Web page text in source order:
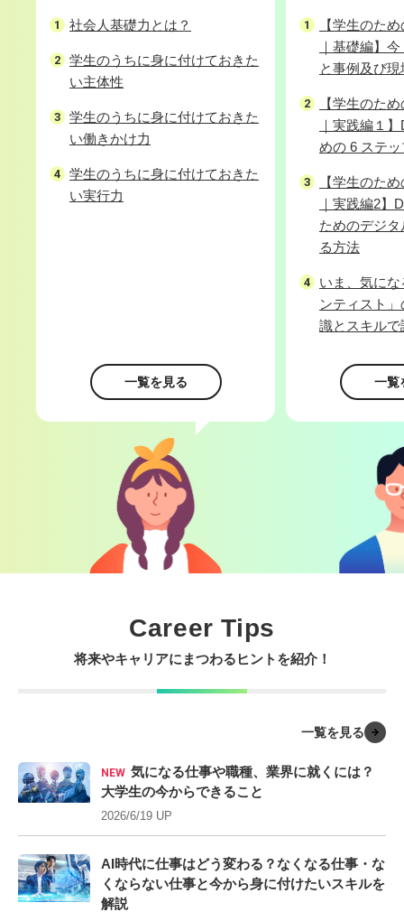
社会人基礎力とは？
学生のうちに身に付けておきた
い主体性
学生のうちに身に付けておきた
い働きかけ力
学生のうちに身に付けておきた
い実行力
一覧を見る
【学生のた
｜基礎編】
と事例及び
【学生のた
｜実践編１
めの 6 ステ
【学生のた
｜実践編2】
ためのデジ
る方法
いま、気に
ンティスト
識とスキル
一覧
Career Tips
将来やキャリアにまつわるヒントを紹介！
一覧を見る
NEW 気になる仕事や職種、業界に就くには？
大学生の今からできること
2026/6/19 UP
AI時代に仕事はどう変わる？なくなる仕事・な
くならない仕事と今から身に付けたいスキルを
解説